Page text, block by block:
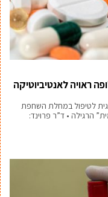
ראויה לאנטיביוטיקה
לטיפול במחלת השחפת
הרגילה • ד”ר פרוינד: